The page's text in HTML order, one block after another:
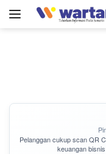
Pelanggan cukupscan QR
keuangan